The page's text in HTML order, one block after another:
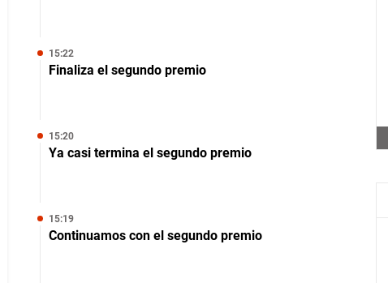
15:22
Finaliza el segundo premio
15:20
Ya casi termina el segundo premio
15:19
Continuamos con el segundo premio